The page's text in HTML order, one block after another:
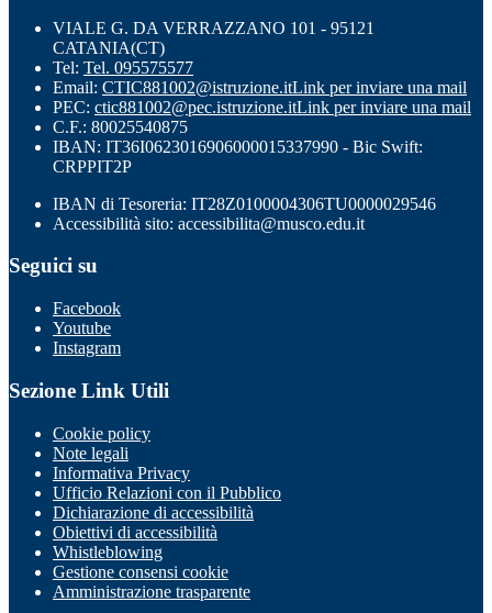
VIALE G. DA VERRAZZANO 101 - 95121
CATANIA(CT)
Tel: Tel. 095575577
Email: CTIC881002@istruzione.itLink per inviare una mail
PEC: ctic881002@pec.istruzione.itLink per inviare una mail
C.F.: 80025540875
IBAN: IT36I0623016906000015337990 - Bic Swift:
CRPPIT2P
IBAN di Tesoreria: IT28Z0100004306TU0000029546
Accessibilità sito: accessibilita@musco.edu.it
Seguici su
Facebook
Youtube
Instagram
Sezione Link Utili
Cookie policy
Note legali
Informativa Privacy
Ufficio Relazioni con il Pubblico
Dichiarazione di accessibilità
Obiettivi di accessibilità
Whistleblowing
Gestione consensi cookie
Amministrazione trasparente